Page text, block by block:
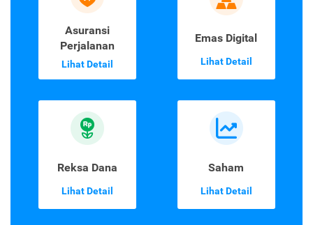
Asuransi
Perjalanan
Lihat Detail
Emas Digital
Lihat Detail
Reksa Dana
Lihat Detail
Saham
Lihat Detail